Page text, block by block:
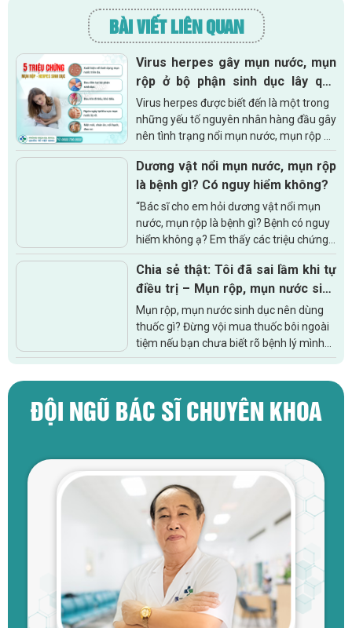
BÀI VIẾT LIÊN QUAN
Virus herpes gây mụn nước, mụn
rộp ở bộ phận sinh dục lây qua
những đường nào?
Virus herpes được biết đến là một trong
những yếu tố nguyên nhân hàng đầu gây
nên tình trạng nổi mụn nước, mụn rộp ở
bộ phận sinh dục ở cả nam lẫn nữ. Theo
nghiên cứu, có rất nhiều...
Dương vật nổi mụn nước, mụn rộp
là bệnh gì? Có nguy hiểm không?
“Bác sĩ cho em hỏi dương vật nổi mụn
nước, mụn rộp là bệnh gì? Bệnh có nguy
hiểm không ạ? Em thấy các triệu chứng
này xuất hiện được 1 tuần nay rồi. Trước
đó em từng có tình...
Chia sẻ thật: Tôi đã sai lầm khi tự
điều trị – Mụn rộp, mụn nước sinh
dục nên dùng thuốc gì mới đúng
Mụn rộp, mụn nước sinh dục nên dùng
thuốc gì? Đừng vội mua thuốc bôi ngoài
tiệm nếu bạn chưa biết rõ bệnh lý mình
đang gặp phải. Bài viết là chia sẻ thật từ
ĐỘI NGŨ BÁC SĨ CHUYÊN KHOA